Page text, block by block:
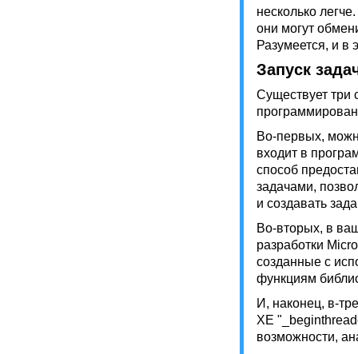
несколько
они могут
Разумеется, и в
Запуск
Существует три
Во-первых,
входит в
способ
задачами,
и создавать
Во-вторых, в
разработки
созданные с
функциям
И, наконец, в-
XE
возможности,